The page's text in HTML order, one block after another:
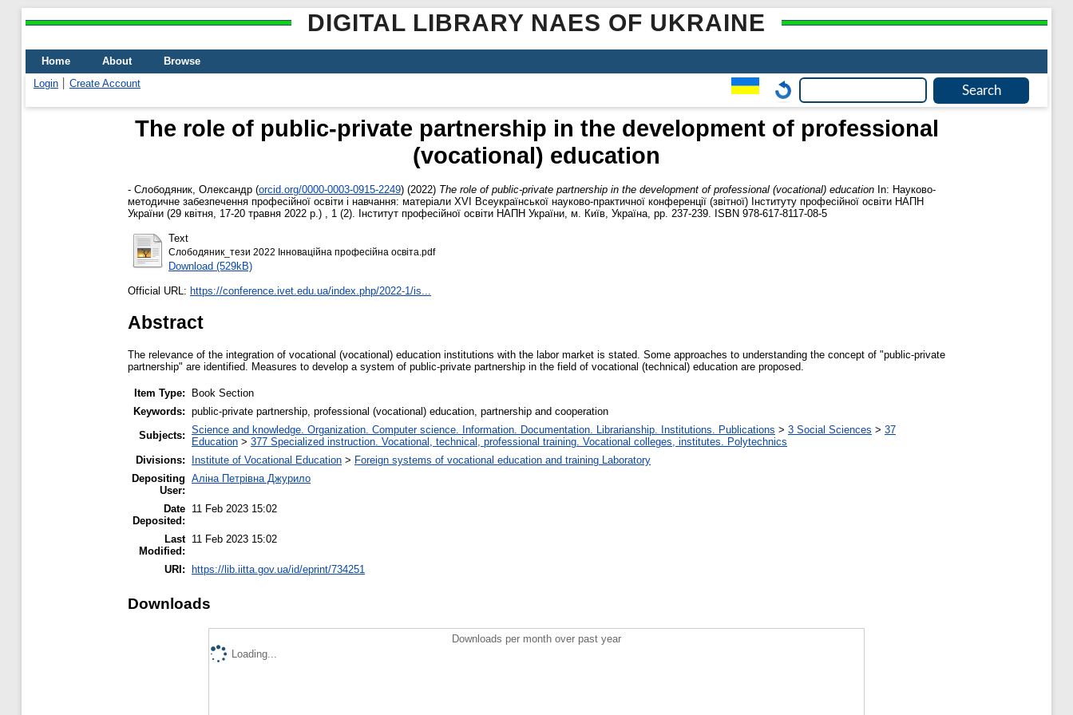
DIGITAL LIBRARY NAES OF UKRAINE
Home About
Browse
Login
Create Account
The role of public-private partnership in the development of professional
(vocational) education
- Слободяник, Олександр (orcid.org/0000-0003-0915-2249) (2022) The role of public-private partnership in the development of professional (vocational) education In: Науково-
методичне забезпечення професійної освіти і навчання: матеріали ХVІ Всеукраїнської науково-практичної конференції (звітної) Інституту професійної освіти НАПН
України (29 квітня, 17-20 травня 2022 р.) , 1 (2). Інститут професійної освіти НАПН України, м. Київ, Україна, pp. 237-239. ISBN 978-617-8117-08-5
Text
Слободяник_тези 2022 Інноваційна професійна освіта.pdf
Download (529kB)
Official URL: https://conference.ivet.edu.ua/index.php/2022-1/is...
Abstract
The relevance of the integration of vocational (vocational) education institutions with the labor market is stated. Some approaches to understanding the concept of "public-private
partnership" are identified. Measures to develop a system of public-private partnership in the field of vocational (technical) education are proposed.
Item Type:
Book Section
Keywords: public-private partnership, professional (vocational) education, partnership and cooperation
Subjects: Science and knowledge. Organization. Computer science. Information. Documentation. Librarianship. Institutions. Publications > 3 Social Sciences > 37
Education > 377 Specialized instruction. Vocational, technical, professional training. Vocational colleges, institutes. Polytechnics
Divisions:
Institute of Vocational Education > Foreign systems of vocational education and training Laboratory
Depositing
User:
Аліна Петрівна Джурило
Date
Deposited:
11 Feb 2023 15:02
Last
Modified:
11 Feb 2023 15:02
URI: https://lib.iitta.gov.ua/id/eprint/734251
Downloads
Downloads per month over past year
Loading...